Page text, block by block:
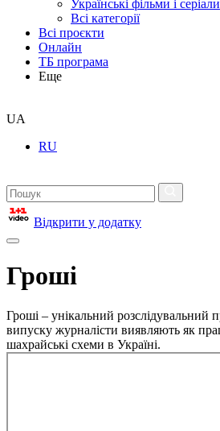
Українські фільми і серіали
Всі категорії
Всі проєкти
Онлайн
ТБ програма
Еще
UA
RU
Відкрити у додатку
Гроші
Гроші – унікальний розслідувальний
випуску журналісти виявляють як
шахрайські схеми в Україні.